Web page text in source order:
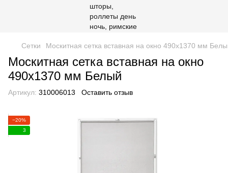
Сетки Москитная сетка вставная на окно 490х1370 мм
Москитная сетка вставная на окно
490х1370 мм Белый
Артикул: 310006013 Оставить отзыв
−20%
3